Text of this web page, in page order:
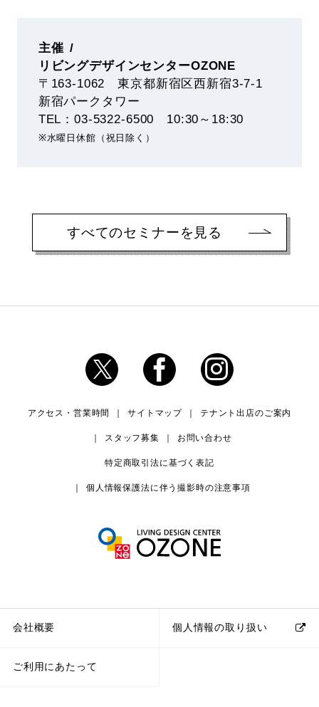
主催
リビングデザインセンターOZONE
〒163-1062 東京都新宿区西新宿3-7-1
新宿パークタワー
TEL：03-5322-6500 10:30～18:30
※水曜日休館（祝日除く）
すべてのセミナーを見る
アクセス・営業時間 サイトマップ テナント出店のご案内
スタッフ募集 お問い合わせ
特定商取引法に基づく表記
個人情報保護法に伴う撮影時の注意事項
会社概要 個人情報の取り扱い
ご利用にあたって